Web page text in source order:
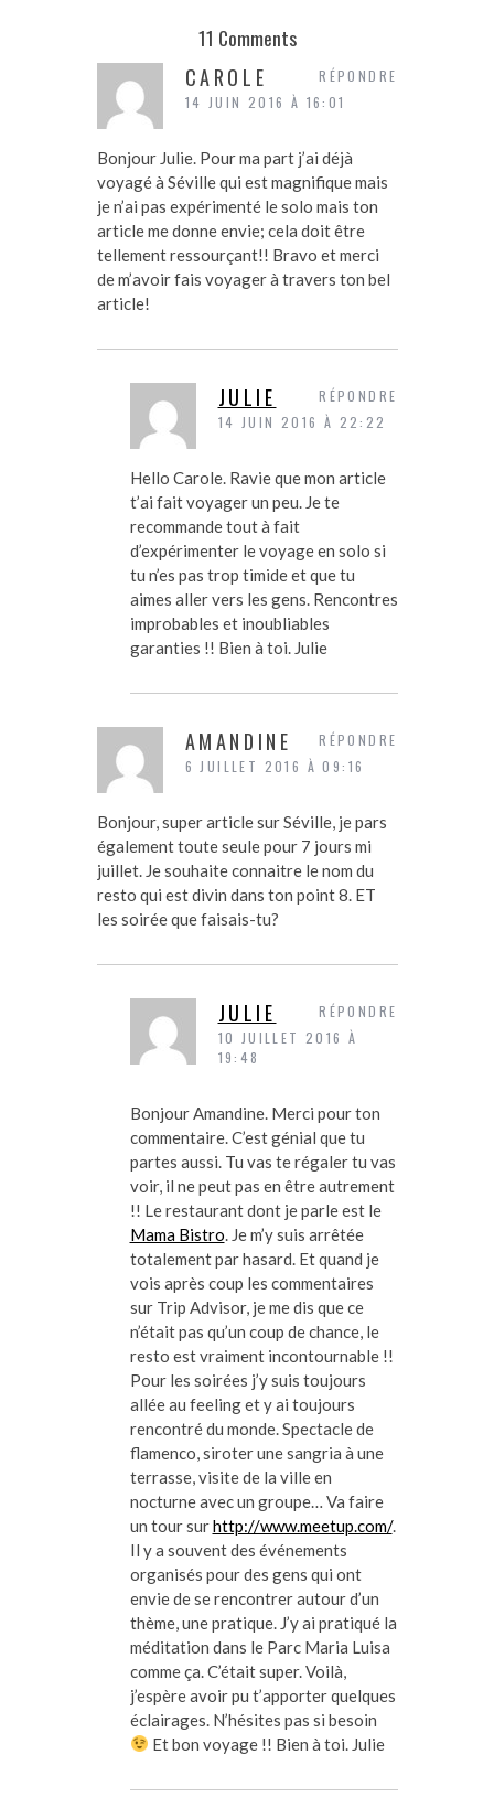
11 Comments
CAROLE
14 JUIN 2016 À 16:01
Bonjour Julie. Pour ma part j’ai déjà
voyagé à Séville qui est magnifique mais
je n’ai pas expérimenté le solo mais ton
article me donne envie; cela doit être
tellement ressourçant!! Bravo et merci
de m’avoir fais voyager à travers ton bel
article!
RÉPONDRE
JULIE
14 JUIN 2016 À 22:22
Hello Carole. Ravie que mon article
t’ai fait voyager un peu. Je te
recommande tout à fait
d’expérimenter le voyage en solo si
tu n’es pas trop timide et que tu
aimes aller vers les gens. Rencontres
improbables et inoubliables
garanties !! Bien à toi. Julie
RÉPONDRE
AMANDINE
6 JUILLET 2016 À 09:16
Bonjour, super article sur Séville, je pars
également toute seule pour 7 jours mi
juillet. Je souhaite connaitre le nom du
resto qui est divin dans ton point 8. ET
les soirée que faisais-tu?
RÉPONDRE
JULIE
10 JUILLET 2016 À
19:48
Bonjour Amandine. Merci pour ton
commentaire. C’est génial que tu
partes aussi. Tu vas te régaler tu vas
voir, il ne peut pas en être autrement
!! Le restaurant dont je parle est le
Mama Bistro. Je m’y suis arrêtée
totalement par hasard. Et quand je
vois après coup les commentaires
sur Trip Advisor, je me dis que ce
n’était pas qu’un coup de chance, le
resto est vraiment incontournable !!
Pour les soirées j’y suis toujours
allée au feeling et y ai toujours
rencontré du monde. Spectacle de
flamenco, siroter une sangria à une
terrasse, visite de la ville en
nocturne avec un groupe… Va faire
un tour surhttp://www.meetup.com/.
Il y a souvent des événements
organisés pour des gens qui ont
envie de se rencontrer autour d’un
thème, une pratique. J’y ai pratiqué la
méditation dans le Parc Maria Luisa
comme ça. C’était super. Voilà,
j’espère avoir pu t’apporter quelques
éclairages. N’hésites pas si besoin
Et bon voyage !! Bien à toi. Julie
RÉPONDRE